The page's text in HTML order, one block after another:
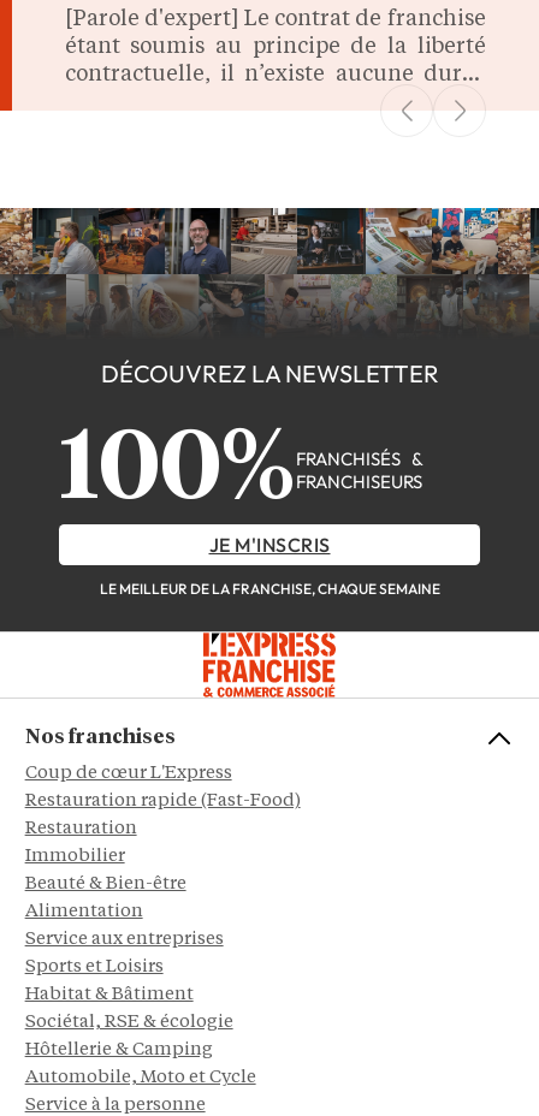
[Parole d'expert] Le contrat de franchise
étant soumis au principe de la liberté
contractuelle, il n’existe aucune durée
légale imposée lors de sa signature. On
DÉCOUVREZ LA NEWSLETTER
100% FRANCHISÉS &
FRANCHISEURS
JE M'INSCRIS
LE MEILLEUR DE LA FRANCHISE, CHAQUE SEMAINE
Nos franchises
Coup de cœur L'Express
Restauration rapide (Fast-Food)
Restauration
Immobilier
Beauté & Bien-être
Alimentation
Service aux entreprises
Sports et Loisirs
Habitat & Bâtiment
Sociétal, RSE & écologie
Hôtellerie & Camping
Automobile, Moto et Cycle
Service à la personne